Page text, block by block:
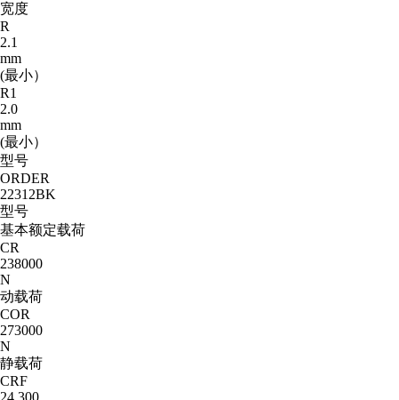
宽度
R
2.1
mm
(最小）
R1
2.0
mm
(最小）
型号
ORDER
22312BK
型号
基本额定载荷
CR
238000
N
动载荷
COR
273000
N
静载荷
CRF
24 300